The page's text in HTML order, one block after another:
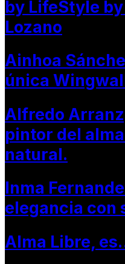
by LifeStyle
Lozano
Ainhoa
única
Alfredo
pintor del
natural.
Inma
elegancia con
Alma Libre,